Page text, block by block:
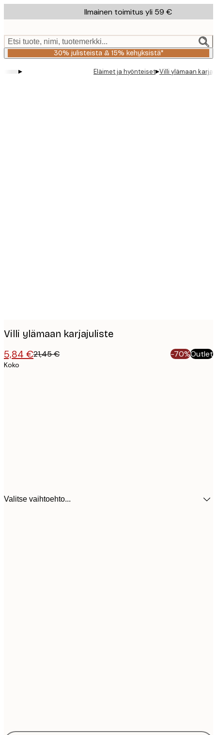
to
content.
Ilmainen toimitus yli 59 €
Etsi tuote, nimi, tuotemerkki...
30% julisteista & 15% kehyksistä*
▸ Eläimet ja hyönteiset▸Villi ylämaan
Villi ylämaan karjajuliste
5,84 €21,45 € -70%Outlet
Koko
Valitse vaihtoehto...